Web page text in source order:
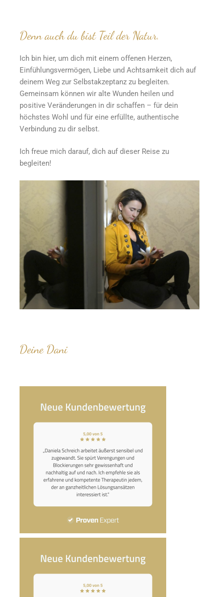
Denn auch du bist Teil der Natur.
Ich bin hier, um dich mit einem offenen Herzen,
Einfühlungsvermögen, Liebe und Achtsamkeit dich auf
deinem Weg zur Selbstakzeptanz zu begleiten.
Gemeinsam können wir alte Wunden heilen und
positive Veränderungen in dir schaffen – für dein
höchstes Wohl und für eine erfüllte, authentische
Verbindung zu dir selbst.
Ich freue mich darauf, dich auf dieser Reise zu
begleiten!
Deine Dani